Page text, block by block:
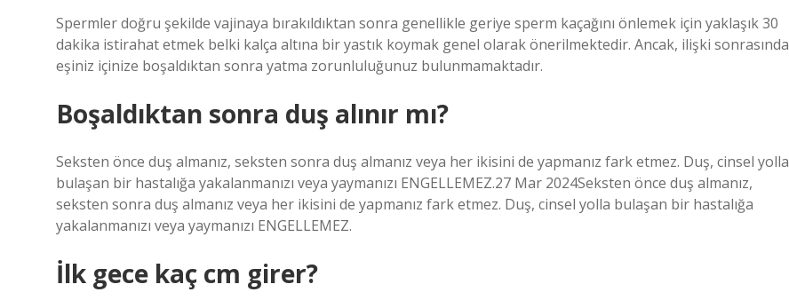
Spermler doğru şekilde vajinaya bırakıldıktan sonra genellikle geriye sperm kaçağını önlemek için yaklaşık 30
dakika istirahat etmek belki kalça altına bir yastık koymak genel olarak önerilmektedir. Ancak, ilişki sonrasında
eşiniz içinize boşaldıktan sonra yatma zorunluluğunuz bulunmamaktadır.
Boşaldıktan sonra duş alınır mı?
Seksten önce duş almanız, seksten sonra duş almanız veya her ikisini de yapmanız fark etmez. Duş, cinsel yolla
bulaşan bir hastalığa yakalanmanızı veya yaymanızı ENGELLEMEZ.27 Mar 2024Seksten önce duş almanız,
seksten sonra duş almanız veya her ikisini de yapmanız fark etmez. Duş, cinsel yolla bulaşan bir hastalığa
yakalanmanızı veya yaymanızı ENGELLEMEZ.
İlk gece kaç cm girer?